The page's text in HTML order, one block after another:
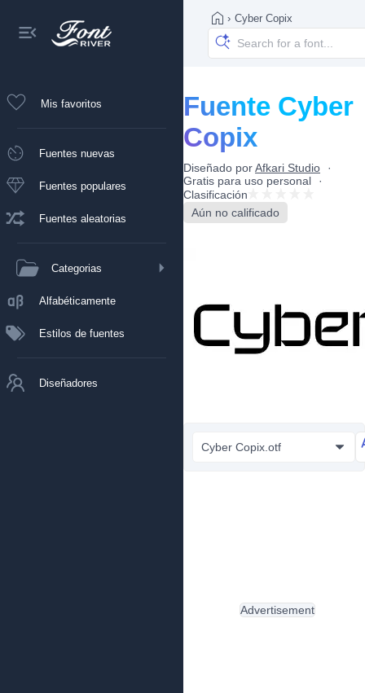
Mis favoritos
Fuentes nuevas
Fuentes populares
Fuentes aleatorias
Categorias
Alfabéticamente
Estilos de fuentes
Diseñadores
› Cyber Copix
Fuente Cyber
Copix
Diseñado porAfkari Studio
Gratis para uso personal
Clasificación
Aún no calificado
Cyber Copix.otf
Advertisement